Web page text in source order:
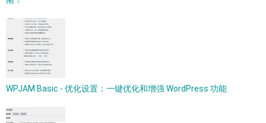
WPJAM Basic - 优化设置：一键优化和增强 WordPress 功能